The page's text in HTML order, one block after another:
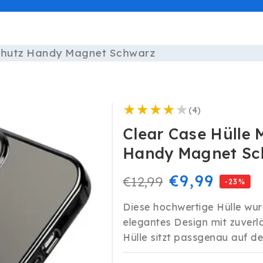
Handy Magnet Schwarz
(4)
insgesamt
Clear Case Hülle
Handy Magnet
Normaler
Preis
€12,99 €9,99 -23%
Diese hochwertige Hülle
elegantes Design mit
Hülle sitzt passgenau auf